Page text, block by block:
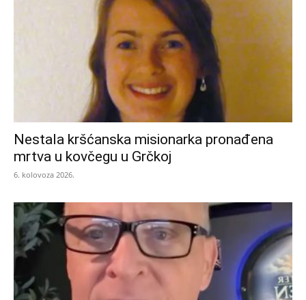
Nestala kršćanska misionarka pronađena
mrtva u kovčegu u Grčkoj
6. kolovoza 2026.